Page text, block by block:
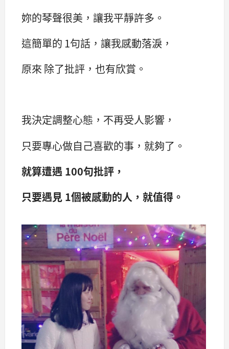
妳的琴聲很美，讓我平靜許多。
這簡單的 1句話，讓我感動落淚，
原來 除了批評，也有欣賞。
我決定調整心態，不再受人影響，
只要專心做自己喜歡的事，就夠了。
就算遭遇 100句批評，
只要遇見 1個被感動的人，就值得。